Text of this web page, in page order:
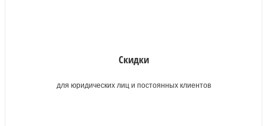
Скидки
для юридических лиц и постоянных клиентов